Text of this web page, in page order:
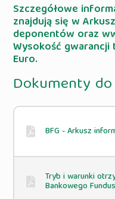
Szczegółowe
znajdują się w
deponentów oraz
Wysokość
Euro.
Dokumenty
BFG - Arkusz
Tryb i warunki
Bankowego